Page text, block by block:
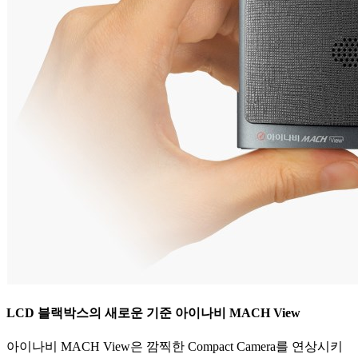
LCD 블랙박스의 새로운 기준 아이나비 MACH View
아이나비 MACH View은 깜찍한 Compact Camera를 연상시키